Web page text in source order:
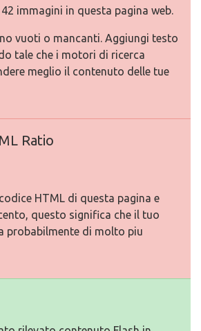
immagini in questa pagina web.
vuoti o mancanti. Aggiungi testo
tale che i motori di ricerca
meglio il contenuto delle tue
Ratio
HTML di questa pagina e
questo significa che il tuo
probabilmente di molto piu